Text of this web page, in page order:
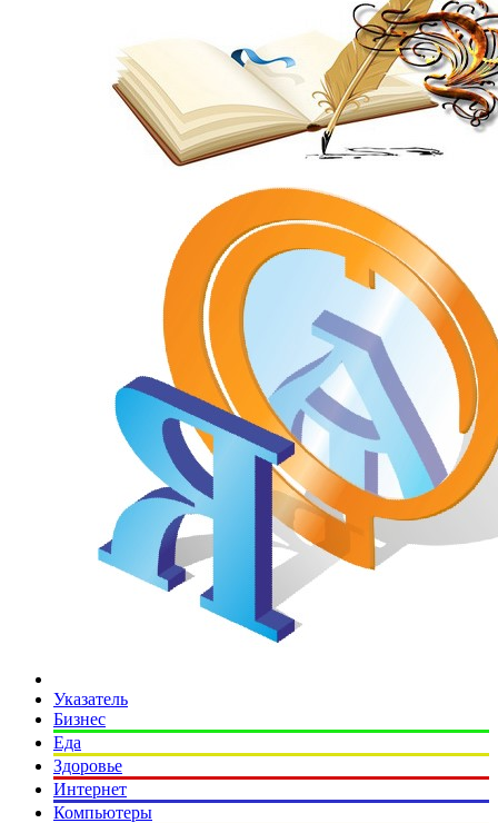
Указатель
Бизнес
Еда
Здоровье
Интернет
Компьютеры